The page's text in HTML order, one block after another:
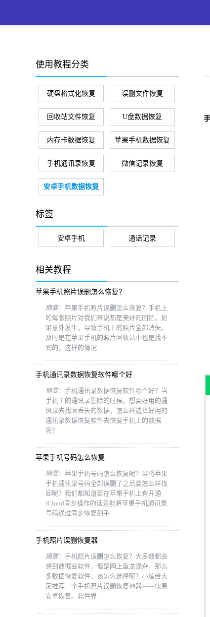
使用教程分类
硬盘格式化恢复 误删文件恢复
回收站文件恢复 U盘数据恢复
内存卡数据恢复 苹果手机数据恢复
手机通讯录恢复 微信记录恢复
安卓手机数据恢复
标签
安卓手机 通话记录
相关教程
苹果手机照片误删怎么恢复？
摘要： 苹果手机照片误删怎么恢复？手机上
的每张照片对我们来说都是美好的回忆。如
果意外发生，导致手机上的照片全部消失，
及时是在苹果手机的照片回收站中也是找不
到的，这样的情况
手机通讯录数据恢复软件哪个好
摘要： 手机通讯录数据恢复软件哪个好？当
手机上的通讯录删除的时候，想要好用的通
讯录去找回丢失的数据，怎么样选择好用的
通讯录数据恢复软件去恢复手机上的数据
呢？
苹果手机号码怎么恢复
摘要： 苹果手机号码怎么恢复呢？当将苹果
手机通讯录号码全部误删了之后要怎么样找
回呢？我们都知道若在苹果手机上有开通
iCloud同步操作的话是能将苹果手机通讯录
号码通过同步恢复到手
手机照片误删恢复器
摘要： 手机照片误删怎么恢复？大多数都会
想到数据会软件，但是网上鱼龙混杂，那么
多数据恢复软件，该怎么选择呢？小编给大
家推荐一个手机照片误删恢复神器——快易
安卓恢复。软件界